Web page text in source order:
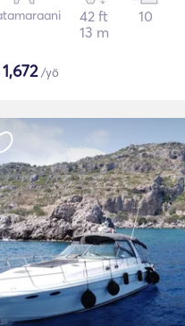
42 ft
13 m
10
1,672/yö